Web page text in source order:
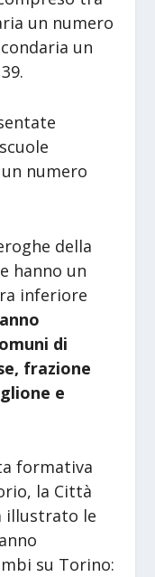
un numero
un
numero
della
hanno un
inferiore
di
frazione
e
formativa
la Città
illustrato le
su Torino: